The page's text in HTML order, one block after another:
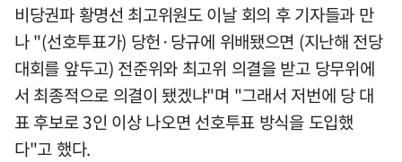
비당권파 황명선 최고위원도 이날 회의 후 기자들과 만
나 "(선호투표가) 당헌·당규에 위배됐으면 (지난해 전당
대회를 앞두고) 전준위와 최고위 의결을 받고 당무위에
서 최종적으로 의결이 됐겠냐"며 "그래서 저번에 당 대
표 후보로 3인 이상 나오면 선호투표 방식을 도입했
다"고 했다.